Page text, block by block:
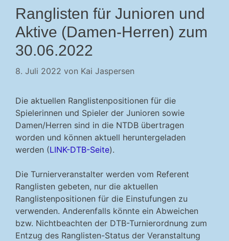
Ranglisten für Junioren und
Aktive (Damen-Herren) zum
30.06.2022
8. Juli 2022 von Kai Jaspersen
Die aktuellen Ranglistenpositionen für die
Spielerinnen und Spieler der Junioren sowie
Damen/Herren sind in die NTDB übertragen
worden und können aktuell heruntergeladen
werden (LINK-DTB-Seite).
Die Turnierveranstalter werden vom Referent
Ranglisten gebeten, nur die aktuellen
Ranglistenpositionen für die Einstufungen zu
verwenden. Anderenfalls könnte ein Abweichen
bzw. Nichtbeachten der DTB-Turnierordnung zum
Entzug des Ranglisten-Status der Veranstaltung